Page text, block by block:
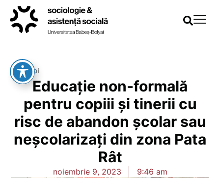
Înapoi
Educație non-formală
pentru copiii și tinerii cu
risc de abandon școlar sau
neșcolarizați din zona Pata
Rât
noiembrie 9, 2023 9:46 am